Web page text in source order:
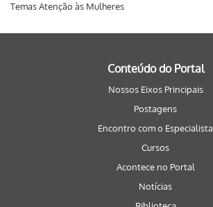
Temas Atenção às Mulheres
Conteúdo do Portal
Nossos Eixos Principais
Postagens
Encontro com o Especialista
Cursos
Acontece no Portal
Notícias